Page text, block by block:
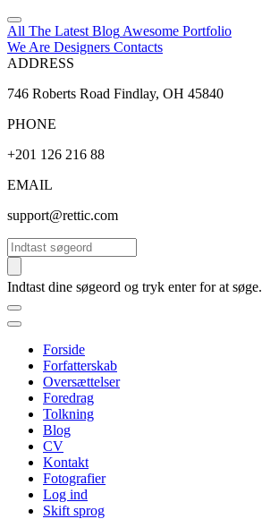
All The Latest Blog Awesome Portfolio
We Are Designers Contacts
ADDRESS
746 Roberts Road Findlay, OH 45840
PHONE
+201 126 216 88
EMAIL
support@rettic.com
Søg
Indtast dine søgeord og tryk enter for at søge.
Forside
Forfatterskab
Oversættelser
Foredrag
Tolkning
Blog
CV
Kontakt
Fotografier
Log ind
Skift sprog